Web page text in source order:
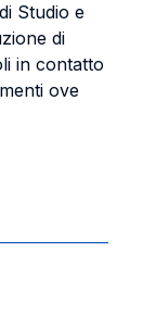
Studio e
di
in contatto
ove